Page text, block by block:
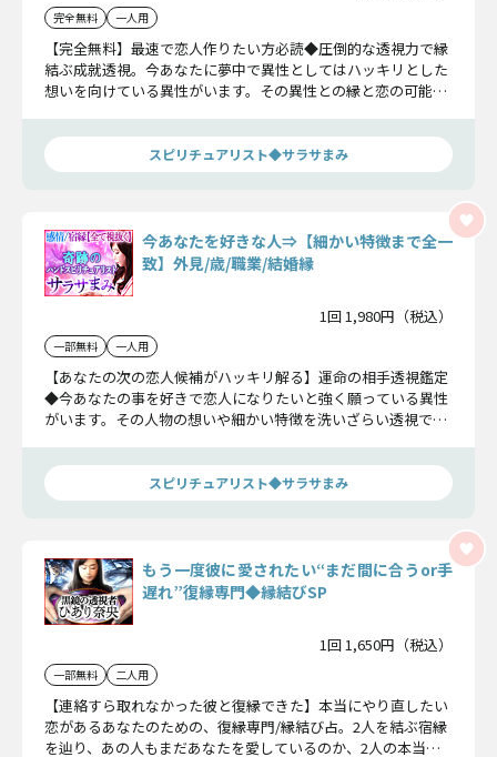
完全無料 一人用
【完全無料】最速で恋人作りたい方必読◆圧倒的な透視力で縁
結ぶ成就透視。今あなたに夢中で異性としてはハッキリとした
想いを向けている異性がいます。その異性との縁と恋の可能性
スピリチュアリスト◆サラサまみ
今あなたを好きな人⇒【細かい特徴まで全一
致】外見/歳/職業/結婚縁
1回 1,980円（税込）
一部無料 一人用
【あなたの次の恋人候補がハッキリ解る】運命の相手透視鑑定
◆今あなたの事を好きで恋人になりたいと強く願っている異性
がいます。その人物の想いや細かい特徴を洗いざらい透視で明
スピリチュアリスト◆サラサまみ
もう一度彼に愛されたい“まだ間に合うor手
遅れ”復縁専門◆縁結びSP
1回 1,650円（税込）
一部無料 二人用
【連絡すら取れなかった彼と復縁できた】本当にやり直したい
恋があるあなたのための、復縁専門/縁結び占。2人を結ぶ宿縁
を辿り、あの人もまだあなたを愛しているのか、2人の本当の